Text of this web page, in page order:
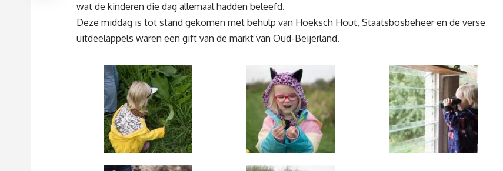
wat de kinderen die dag allemaal hadden beleefd.
Deze middag is tot stand gekomen met behulp van Hoeksch Hout, Staatsbosbeheer en de verse
uitdeelappels waren een gift van de markt van Oud-Beijerland.